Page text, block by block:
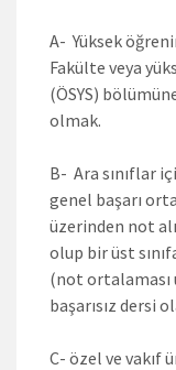
A- Yüksek
Fakülte veya
(ÖSYS)
olmak.
B- Ara sınıflar
genel başarı
üzerinden not
olup bir üst
(not ortalaması
başarısız dersi
C- özel ve vakıf